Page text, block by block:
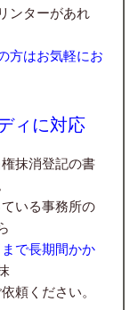
ターがあれ
はお気軽にお
ィに対応
抹消登記の書
る事務所の
で長期間かか
ください。